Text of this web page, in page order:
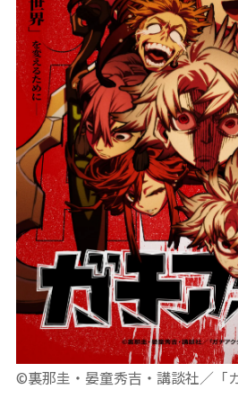
©裏那圭・晏童秀吉・講談社／「